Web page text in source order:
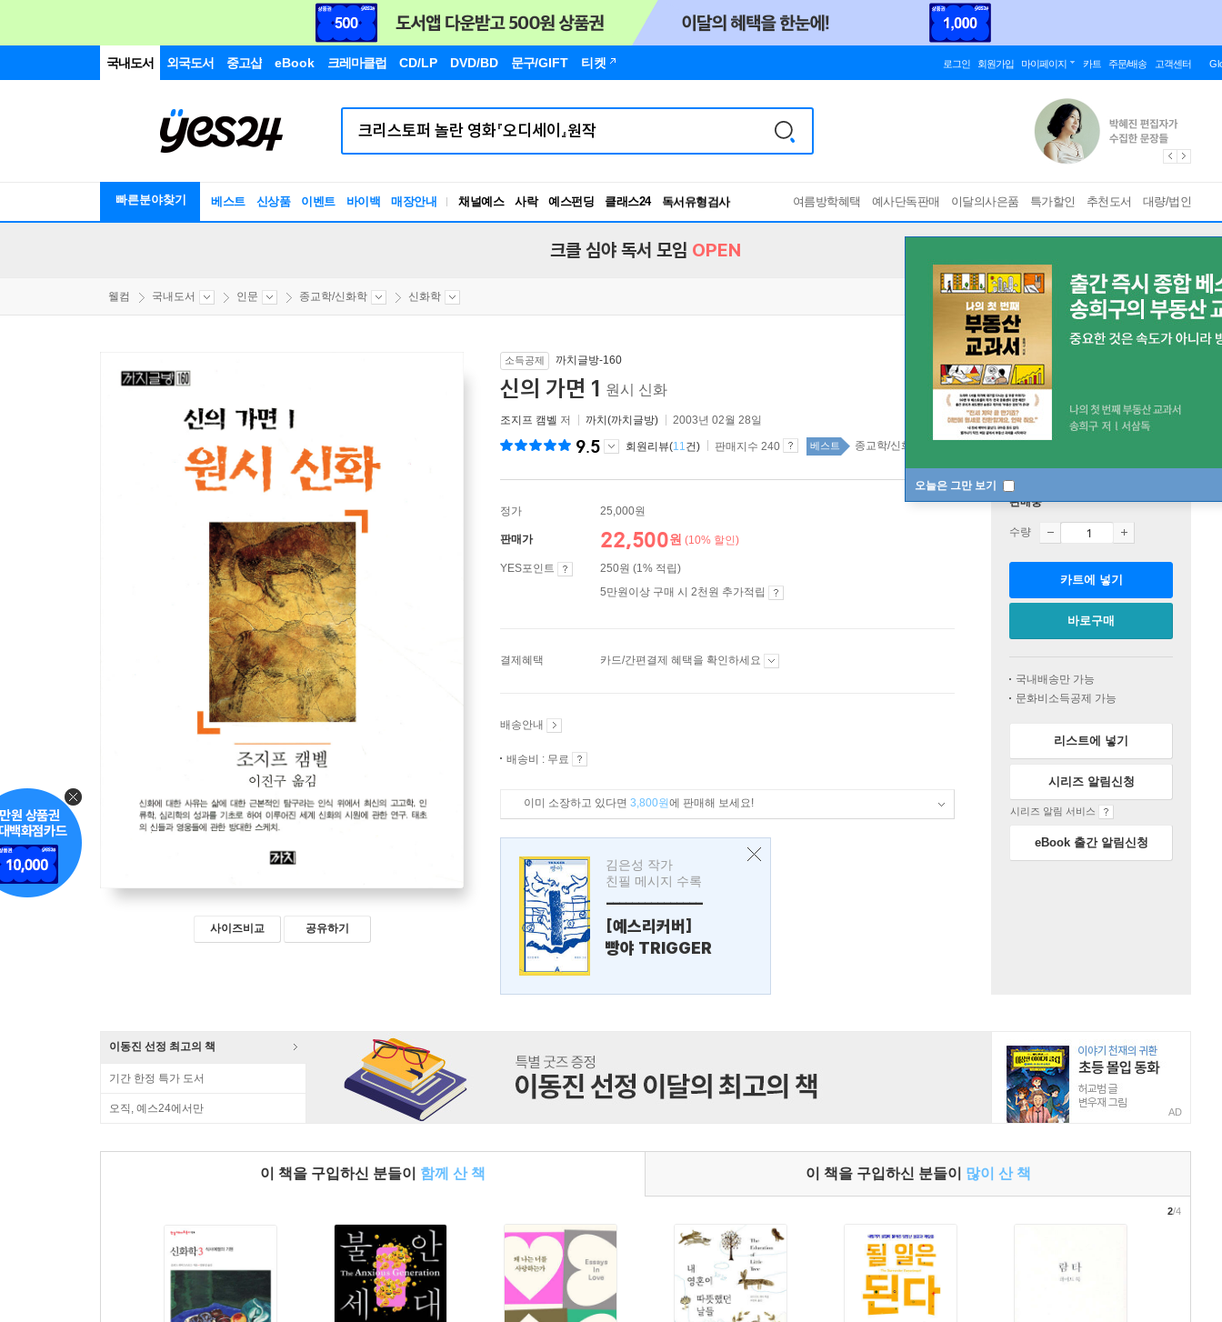
국내도서 외국도서 중고샵 eBook 크레마클럽 CD/LP DVD/BD 문구/GIFT 티켓 로그인 회원가입 마이페이지 카트 주문/배송 고객센터
빠른분야찾기 베스트 신상품 이벤트 바이백 매장안내 채널예스 사락 예스펀딩 클래스24
독서유형검사
RBTI Lab
여름방학혜택 예사단독판매 이달의사은품 특가할인 추천도서 대량/법인
오늘은 그만 보기
크클 심야 독서 모임 OPEN
웰컴 국내도서 인문 종교학/신화학 신화학
사이즈비교 공유하기
소득공제 까치글방-160
신의 가면 1 원시 신화
조지프 캠벨 저 까치(까치글방) 2003년 02월 28일
9.5 회원리뷰(11건) 판매지수 240 베스트 종교학/신화학 top20 14주
정가 25,000원
판매가 22,500원 (10% 할인)
YES포인트
250원 (1% 적립)
5만원이상 구매 시 2천원 추가적립
결제혜택 카드/간편결제 혜택을 확인하세요
배송안내
배송비 : 무료
이미 소장하고 있다면 3,800원에 판매해 보세요!
김은성 작가
친필 메시지 수록
---------------
[예스리커버]
빵야 TRIGGER
판매중
수량
카트에 넣기
바로구매
국내배송만 가능
문화비소득공제 가능
리스트에 넣기
시리즈 알림신청
시리즈 알림 서비스
eBook 출간 알림신청
이동진 선정 최고의 책
기간 한정 특가 도서
오직, 예스24에서만 AD
이 책을 구입하신 분들이 함께 산 책 이 책을 구입하신 분들이 많이 산 책
2/4